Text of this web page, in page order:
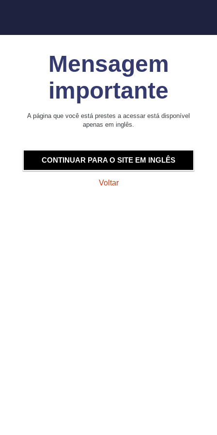
Mensagem
importante
A página que você está prestes a acessar está disponível
apenas em inglês.
CONTINUAR PARA O SITE EM INGLÊS
Voltar